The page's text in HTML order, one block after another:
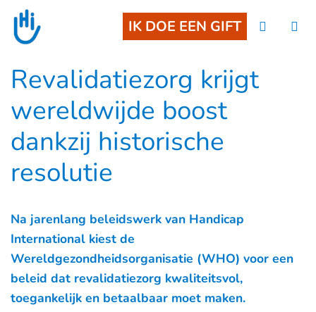
Goto main content
IK DOE EEN GIFT
Revalidatiezorg krijgt
wereldwijde boost
dankzij historische
resolutie
Na jarenlang beleidswerk van Handicap
International kiest de
Wereldgezondheidsorganisatie (WHO) voor een
beleid dat revalidatiezorg kwaliteitsvol,
toegankelijk en betaalbaar moet maken.